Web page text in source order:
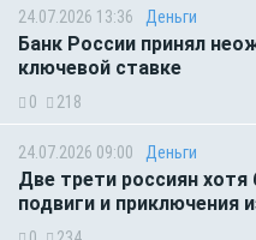
24.07.2026 13:36 Деньги
Банк России принял
ключевой ставке
0 218
24.07.2026 09:00 Деньги
Две трети россиян
подвиги и приключения